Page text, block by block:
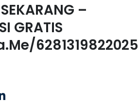
–
GRATIS
6281319822025